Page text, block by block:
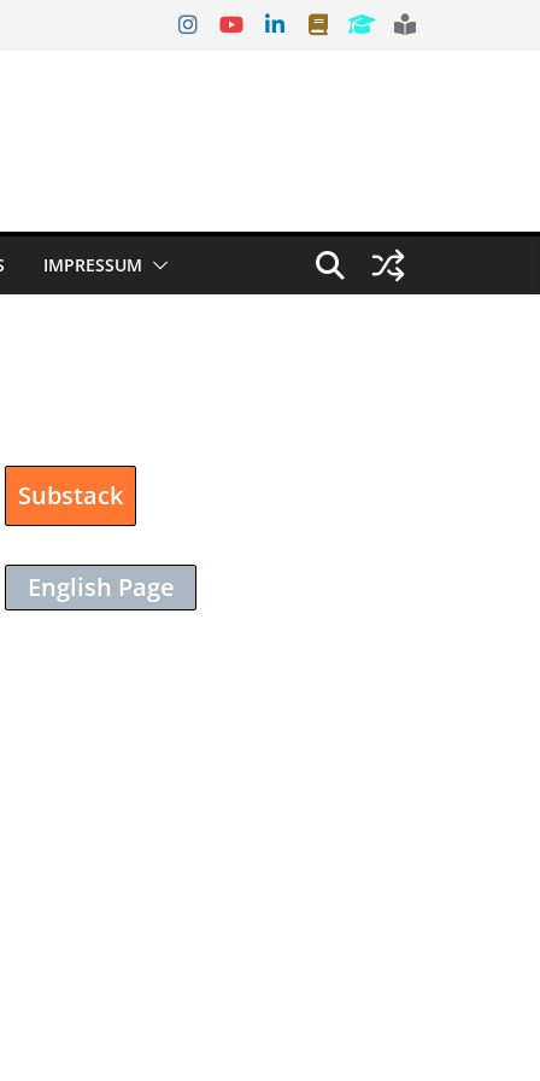
IMPRESSUM
Substack
English Page